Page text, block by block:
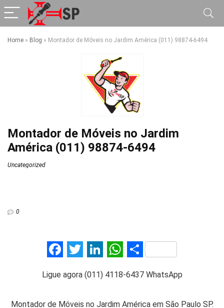
Home » Blog » Montador de Móveis no Jardim América (011) 98874-6494
Montador de Móveis no Jardim
América (011) 98874-6494
Uncategorized
0
F
ce
b
T
wi
tt
er
Li
ke
dI
W
at
s
ar
e
Ligue agora (011) 4118-6437 WhatsApp
Montador de Móveis no Jardim América em São Paulo SP.